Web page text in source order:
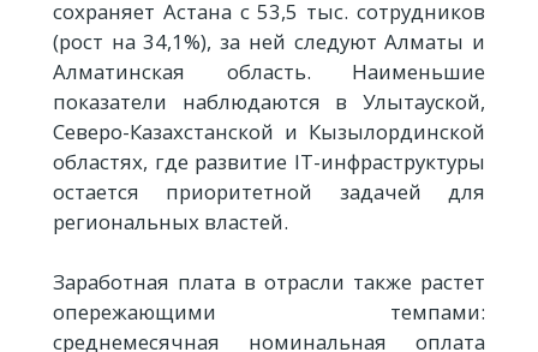
сохраняет Астана с 53,5 тыс. сотрудников
(рост на 34,1%), за ней следуют Алматы и
Алматинская область. Наименьшие
показатели наблюдаются в Улытауской,
Северо-Казахстанской и Кызылординской
областях, где развитие IT-инфраструктуры
остается приоритетной задачей для
региональных властей.
Заработная плата в отрасли также растет
опережающими темпами:
среднемесячная номинальная оплата